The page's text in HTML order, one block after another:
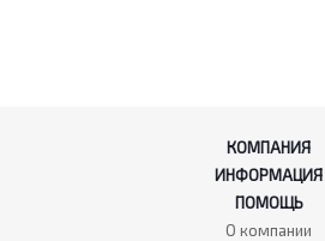
КОМПАНИЯ
ИНФОРМАЦИЯ
ПОМОЩЬ
О компании